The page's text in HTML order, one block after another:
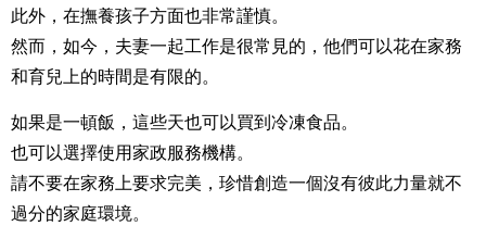
此外，在撫養孩子方面也非常謹慎。
然而，如今，夫妻一起工作是很常見的，他們可以花在家務
和育兒上的時間是有限的。
如果是一頓飯，這些天也可以買到冷凍食品。
也可以選擇使用家政服務機構。
請不要在家務上要求完美，珍惜創造一個沒有彼此力量就不
過分的家庭環境。